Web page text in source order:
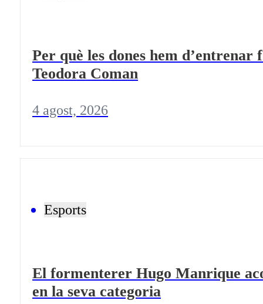
Per què les dones hem
Teodora Coman
4 agost, 2026
Esports
El formenterer Hugo Manrique
en la seva categoria